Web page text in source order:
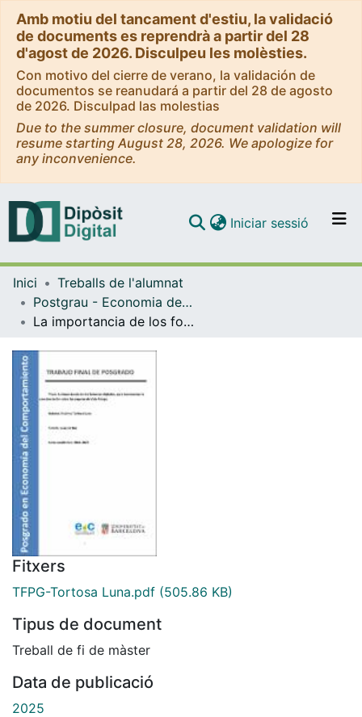
Amb motiu del tancament d'estiu, la validació
de documents es reprendrà a partir del 28
d'agost de 2026. Disculpeu les molèsties.
Con motivo del cierre de verano, la validación de
documentos se reanudará a partir del 28 de agosto
de 2026. Disculpad las molestias
Due to the summer closure, document validation will
resume starting August 28, 2026. We apologize for
any inconvenience.
Navega per tot el DD
Com publicar
Iniciar sessió (current)
Inici
Treballs de l'alumnat
Postgrau - Economia del Comportament: Experimental i Aplicada als Negocis
La importancia de los formatos digitales, para incrementar la concienciación sobre los seguros de Vida Riesgo
Fitxers
TFPG-Tortosa Luna.pdf (505.86 KB)
Tipus de document
Treball de fi de màster
Data de publicació
2025